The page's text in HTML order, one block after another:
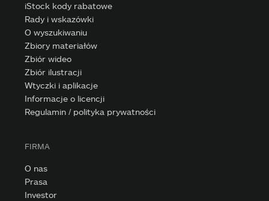
iStock kody rabatowe
Rady i wskazówki
O wyszukiwaniu
Zbiory materiałów
Zbiór wideo
Zbiór ilustracji
Wtyczki i aplikacje
Informacje o licencji
Regulamin / polityka prywatności
FIRMA
O nas
Prasa
Investor